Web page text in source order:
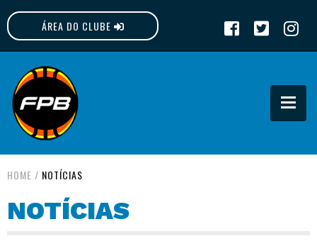
ÁREA DO CLUBE
FPB
HOME / NOTÍCIAS
NOTÍCIAS